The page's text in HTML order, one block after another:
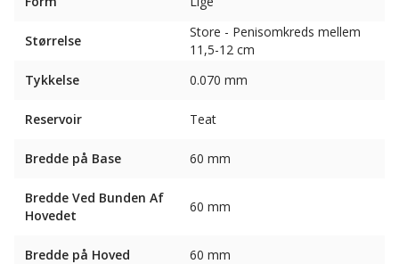
Størrelse
Store - Penisomkreds mellem
11,5-12 cm
Tykkelse
0.070 mm
Reservoir Teat
Bredde på Base 60 mm
Bredde Ved Bunden Af ​​
Hovedet
60 mm
Bredde på Hoved 60 mm